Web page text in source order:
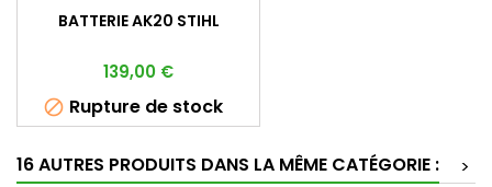
BATTERIE AK20 STIHL
Prix
139,00 €
 Rupture de stock
16 AUTRES PRODUITS DANS LA MÊME CATÉGORIE :
>